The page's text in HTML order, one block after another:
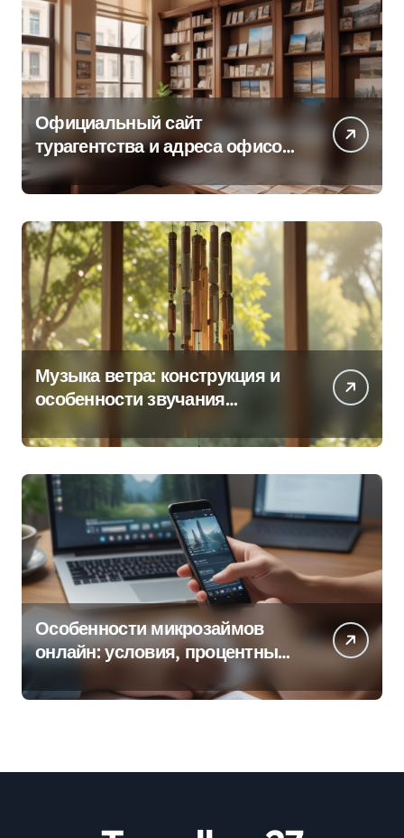
Официальный сайт
турагентства и адреса офисов
продаж по регионам
Музыка ветра: конструкция и
особенности звучания
Особенности микрозаймов
онлайн: условия, процентные
ставки и порядок оформления